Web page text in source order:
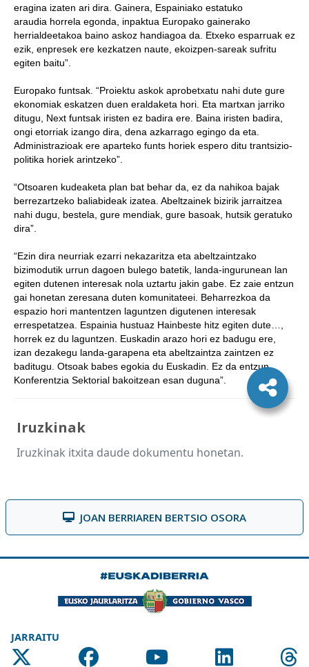
eragina izaten ari dira. Gainera, Espainiako estatuko
araudia horrela egonda, inpaktua Europako gainerako
herrialdeetakoa baino askoz handiagoa da. Etxeko esparruak ez
ezik, enpresek ere kezkatzen naute, ekoizpen-sareak sufritu
egiten baitu”.
Europako funtsak. “Proiektu askok aprobetxatu nahi dute gure
ekonomiak eskatzen duen eraldaketa hori. Eta martxan jarriko
ditugu, Next funtsak iristen ez badira ere. Baina iristen badira,
ongi etorriak izango dira, dena azkarrago egingo da eta.
Administrazioak ere aparteko funts horiek espero ditu trantsizio-
politika horiek arintzeko”.
“Otsoaren kudeaketa plan bat behar da, ez da nahikoa bajak
berrezartzeko baliabideak izatea. Abeltzainek bizirik jarraitzea
nahi dugu, bestela, gure mendiak, gure basoak, hutsik geratuko
dira”.
“Ezin dira neurriak ezarri nekazaritza eta abeltzaintzako
bizimodutik urrun dagoen bulego batetik, landa-ingurunean lan
egiten dutenen interesak nola uztartu jakin gabe. Ez zaie entzun
gai honetan zeresana duten komunitateei. Beharrezkoa da
espazio hori mantentzen laguntzen digutenen interesak
errespetatzea. Espainia hustuaz Hainbeste hitz egiten dute…,
horrek ez du laguntzen. Euskadin arazo hori ez badugu ere,
izan dezakegu landa-garapena eta abeltzaintza zaintzen ez
baditugu. Otsoak babes egokia du Euskadin. Ez da entzun
Konferentzia Sektorial bakoitzean esan duguna”.
Iruzkinak
Iruzkinak itxita daude dokumentu honetan.
JOAN BERRIAREN BERTSIO OSORA
JARRAITU